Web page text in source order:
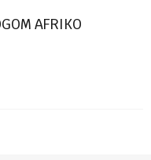
AFRIKO